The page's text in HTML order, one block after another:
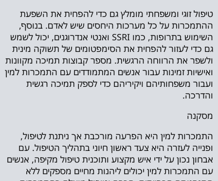
טיפול זוגי ומשפחתי מומלץ גם כדי להפחית את השפעת
ההתמכרות על כל מערכות היחסים שיש לאדם. בנוסף,
השימוש בתרופות, כמו SSRI ואנטי אנדרוגנים, יכול לשמש
גם כדי לעזור להפחית את הסימפטומים של תשוקה מינית
ולשפר את הרווחה הרגשית. מספר קבוצות תמיכה מקוונות
ואישיות זמינות עבור אנשים המתמודדים עם התמכרות למין
ועבור משפחותיהם ויקיריהם כדי לספק תמיכה רגשית
והדרכה.
מסקנה
התמכרות למין היא הפרעה מורכבת אך ניתנת לטיפול,
ופנייה לעזרה היא צעד ראשון חיוני בתהליך הטיפול. עם
אבחון נכון על ידי איש מקצוע ותוכנית טיפול מקיפה, אנשים
עם התמכרות למין יכולים ליהנות מחיים מספקים ללא